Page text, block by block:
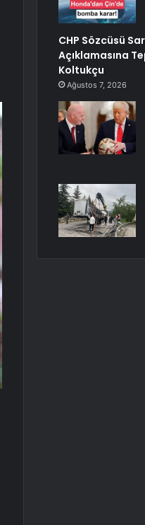
CHP Sözcüsü
Açıklamasına
Koltukçu
Ağustos 7, 2026